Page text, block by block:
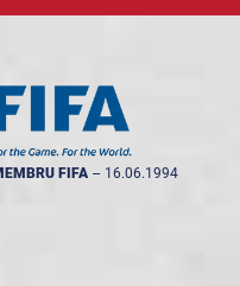
FIFA -- 16.06.1994